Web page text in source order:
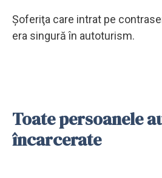
Şoferiţa care intrat pe
era singură în autoturism.
Toate persoanele
încarcerate